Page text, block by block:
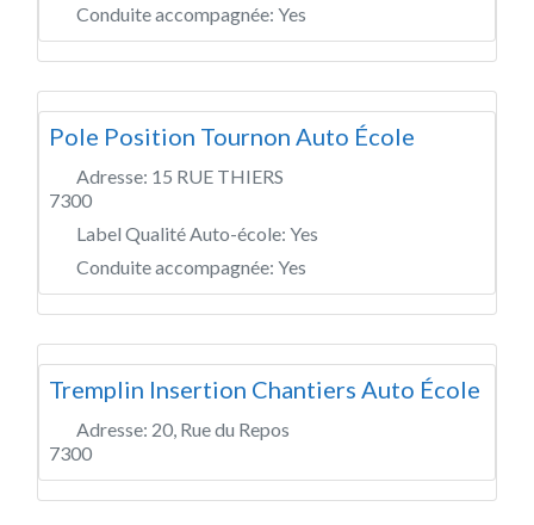
Conduite accompagnée: Yes
Pole Position Tournon Auto École
Adresse: 15 RUE THIERS
7300
Label Qualité Auto-école: Yes
Conduite accompagnée: Yes
Tremplin Insertion Chantiers Auto École
Adresse: 20, Rue du Repos
7300